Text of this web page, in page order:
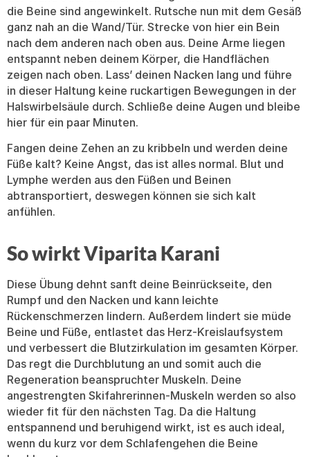
die Beine sind angewinkelt. Rutsche nun mit dem Gesäß
ganz nah an die Wand/Tür. Strecke von hier ein Bein
nach dem anderen nach oben aus. Deine Arme liegen
entspannt neben deinem Körper, die Handflächen
zeigen nach oben. Lass’ deinen Nacken lang und führe
in dieser Haltung keine ruckartigen Bewegungen in der
Halswirbelsäule durch. Schließe deine Augen und bleibe
hier für ein paar Minuten.
Fangen deine Zehen an zu kribbeln und werden deine
Füße kalt? Keine Angst, das ist alles normal. Blut und
Lymphe werden aus den Füßen und Beinen
abtransportiert, deswegen können sie sich kalt
anfühlen.
So wirkt Viparita Karani
Diese Übung dehnt sanft deine Beinrückseite, den
Rumpf und den Nacken und kann leichte
Rückenschmerzen lindern. Außerdem lindert sie müde
Beine und Füße, entlastet das Herz-Kreislaufsystem
und verbessert die Blutzirkulation im gesamten Körper.
Das regt die Durchblutung an und somit auch die
Regeneration beanspruchter Muskeln. Deine
angestrengten Skifahrerinnen-Muskeln werden so also
wieder fit für den nächsten Tag. Da die Haltung
entspannend und beruhigend wirkt, ist es auch ideal,
wenn du kurz vor dem Schlafengehen die Beine